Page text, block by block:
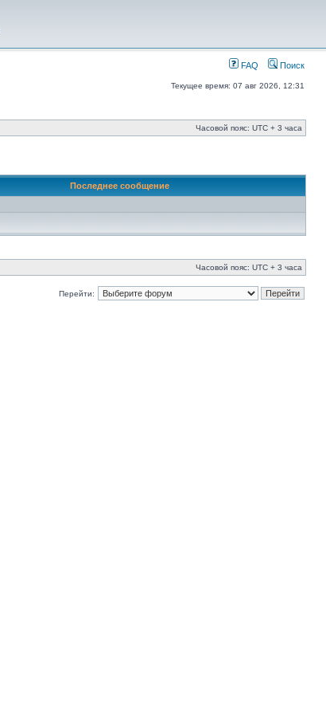
FAQ Поиск
Текущее время: 07 авг 2026, 12:31
Часовой пояс: UTC + 3 часа
Последнее сообщение
Часовой пояс: UTC + 3 часа
Перейти: